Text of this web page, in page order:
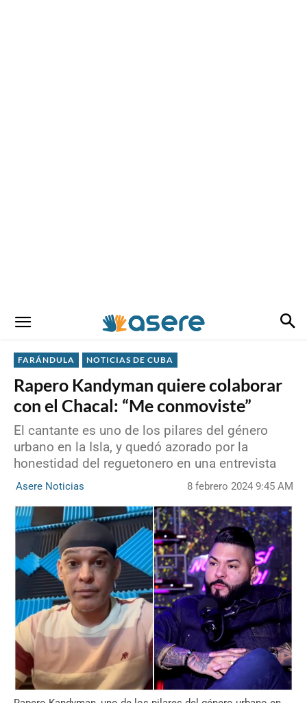
FARÁNDULA NOTICIAS DE CUBA
Rapero Kandyman quiere colaborar
con el Chacal: “Me conmoviste”
El cantante es uno de los pilares del género
urbano en la Isla, y quedó azorado por la
honestidad del reguetonero en una entrevista
Asere Noticias 8 febrero 2024 9:45 AM